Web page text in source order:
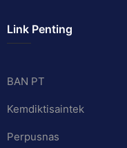
Link Penting
BAN PT
Kemdiktisaintek
Perpusnas